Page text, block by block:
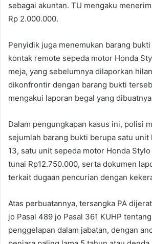
sebagai akuntan. TU mengaku
Rp 2.000.000.
Penyidik juga menemukan barang
kontak remote sepeda motor Honda
meja, yang sebelumnya dilaporkan
dikonfrontir dengan barang bukti
mengakui laporan begal yang
Dalam pengungkapan kasus ini, polisi
sejumlah barang bukti berupa satu unit
13, satu unit sepeda motor Honda
tunai Rp12.750.000, serta dokumen
terkait dugaan pencurian dengan
Atas perbuatannya, tersangka PA
jo Pasal 489 jo Pasal 361 KUHP
penggelapan dalam jabatan, dengan